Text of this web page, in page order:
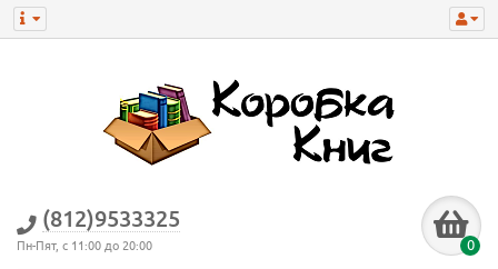
(812)9533325
Пн-Пят, с 11:00 до 20:00 0